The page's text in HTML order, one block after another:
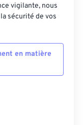
vigilante, nous
sécurité de vos
en matière